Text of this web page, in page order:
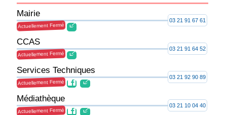
Mairie
Actuellement Fermé
03 21 91 67 61
CCAS
Actuellement Fermé
03 21 91 64 52
Services Techniques
Actuellement Fermé
03 21 92 90 89
Médiathèque
Actuellement Fermé
03 21 10 04 40